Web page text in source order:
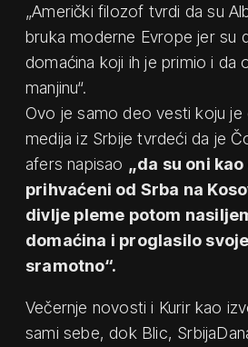
„Američki filozof tvrdi da su
bruka moderne Evrope jer su
domaćina koji ih je primio i da
manjinu“.
Ovo je samo deo vesti koju je
medija iz Srbije tvrdeći da je
afers napisao „da su oni
prihvaćeni od Srba na
divlje pleme potom
domaćina i proglasilo
sramotno“.
Večernje novosti i Kurir kao
sami sebe, dok Blic,